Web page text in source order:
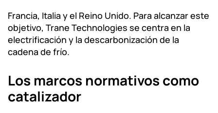
Francia, Italia y el Reino Unido. Para alcanzar este
objetivo, Trane Technologies se centra en la
electrificación y la descarbonización de la
cadena de frío.
Los marcos normativos como
catalizador